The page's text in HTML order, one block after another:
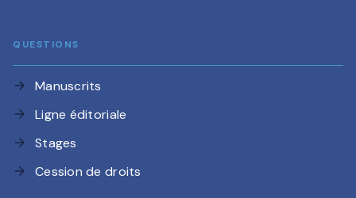
QUESTIONS
arrow_forward Manuscrits
arrow_forward Ligne éditoriale
arrow_forward Stages
arrow_forward Cession de droits